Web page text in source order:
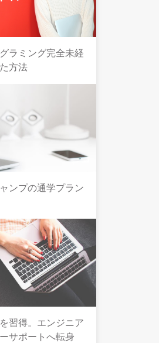
ラミング完全未経
方法
ンプの通学プラン
習得。エンジニア
サポートへ転身